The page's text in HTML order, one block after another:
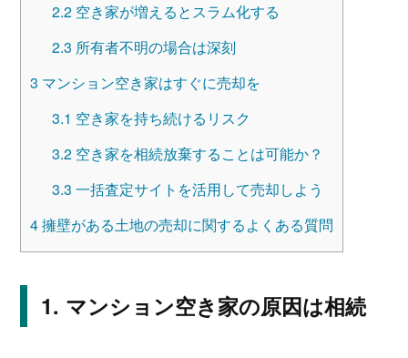
2.2空き家が増えるとスラム化する
2.3 所有者不明の場合は深刻
3 マンション空き家はすぐに売却を
3.1 空き家を持ち続けるリスク
3.2空き家を相続放棄することは可能か？
3.3 一括査定サイトを活用して売却しよう
4擁壁がある土地の売却に関するよくある質問
マンション空き家の原因は相続